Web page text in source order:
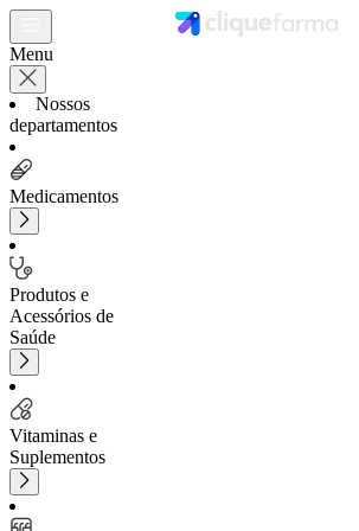
Menu
Nossos
departamentos
Medicamentos
Produtos e
Acessórios de
Saúde
Vitaminas e
Suplementos